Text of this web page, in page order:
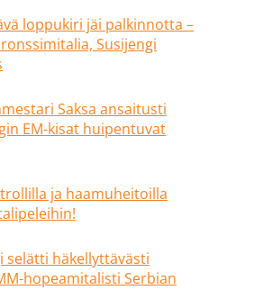
loppukiri jäi palkinnotta –
Susijengi
Saksa ansaitusti
EM-kisat huipentuvat
ja haamuheitoilla
selätti häkellyttävästi
hopeamitalisti Serbian